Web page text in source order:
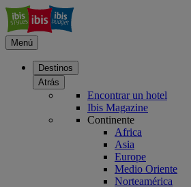
Menú
Destinos
Atrás
Encontrar un hotel
Ibis Magazine
Continente
Africa
Asia
Europe
Medio Oriente
Norteamérica